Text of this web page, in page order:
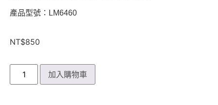
產品型號：LM6460
NT$850
加入購物車